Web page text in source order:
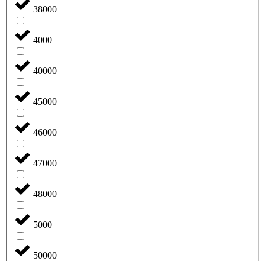
38000
4000
40000
45000
46000
47000
48000
5000
50000